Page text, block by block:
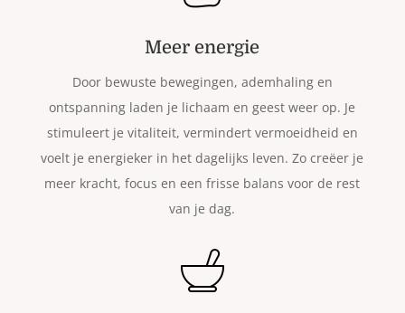
Meer energie
Door bewuste bewegingen, ademhaling en
ontspanning laden je lichaam en geest weer op. Je
stimuleert je vitaliteit, vermindert vermoeidheid en
voelt je energieker in het dagelijks leven. Zo creëer je
meer kracht, focus en een frisse balans voor de rest
van je dag.